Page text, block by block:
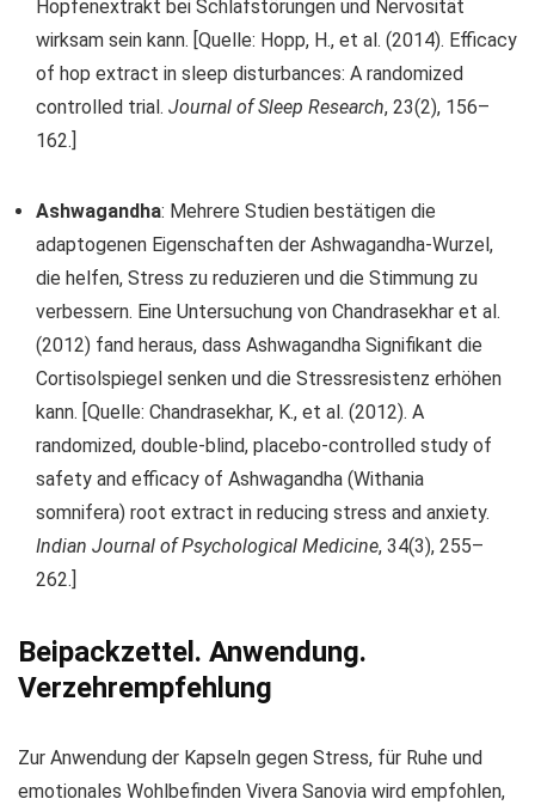
Hopfenextrakt bei Schlafstörungen und Nervosität
wirksam sein kann. [Quelle: Hopp, H., et al. (2014). Efficacy
of hop extract in sleep disturbances: A randomized
controlled trial. Journal of Sleep Research, 23(2), 156–
162.]
Ashwagandha: Mehrere Studien bestätigen die
adaptogenen Eigenschaften der Ashwagandha-Wurzel,
die helfen, Stress zu reduzieren und die Stimmung zu
verbessern. Eine Untersuchung von Chandrasekhar et al.
(2012) fand heraus, dass Ashwagandha Signifikant die
Cortisolspiegel senken und die Stressresistenz erhöhen
kann. [Quelle: Chandrasekhar, K., et al. (2012). A
randomized, double-blind, placebo-controlled study of
safety and efficacy of Ashwagandha (Withania
somnifera) root extract in reducing stress and anxiety.
Indian Journal of Psychological Medicine, 34(3), 255–
262.]
Beipackzettel. Anwendung.
Verzehrempfehlung
Zur Anwendung der Kapseln gegen Stress, für Ruhe und
emotionales Wohlbefinden Vivera Sanovia wird empfohlen,